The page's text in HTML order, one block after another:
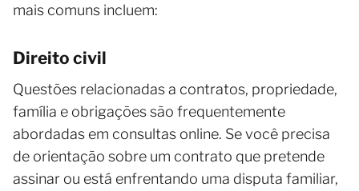
mais comuns incluem:
Direito civil
Questões relacionadas a contratos, propriedade,
família e obrigações são frequentemente
abordadas em consultas online. Se você precisa
de orientação sobre um contrato que pretende
assinar ou está enfrentando uma disputa familiar,